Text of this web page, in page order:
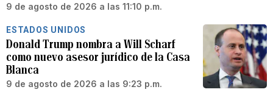
9 de agosto de 2026 a las 11:10 p.m.
ESTADOS UNIDOS
Donald Trump nombra a Will Scharf
como nuevo asesor jurídico de la Casa
Blanca
9 de agosto de 2026 a las 9:23 p.m.